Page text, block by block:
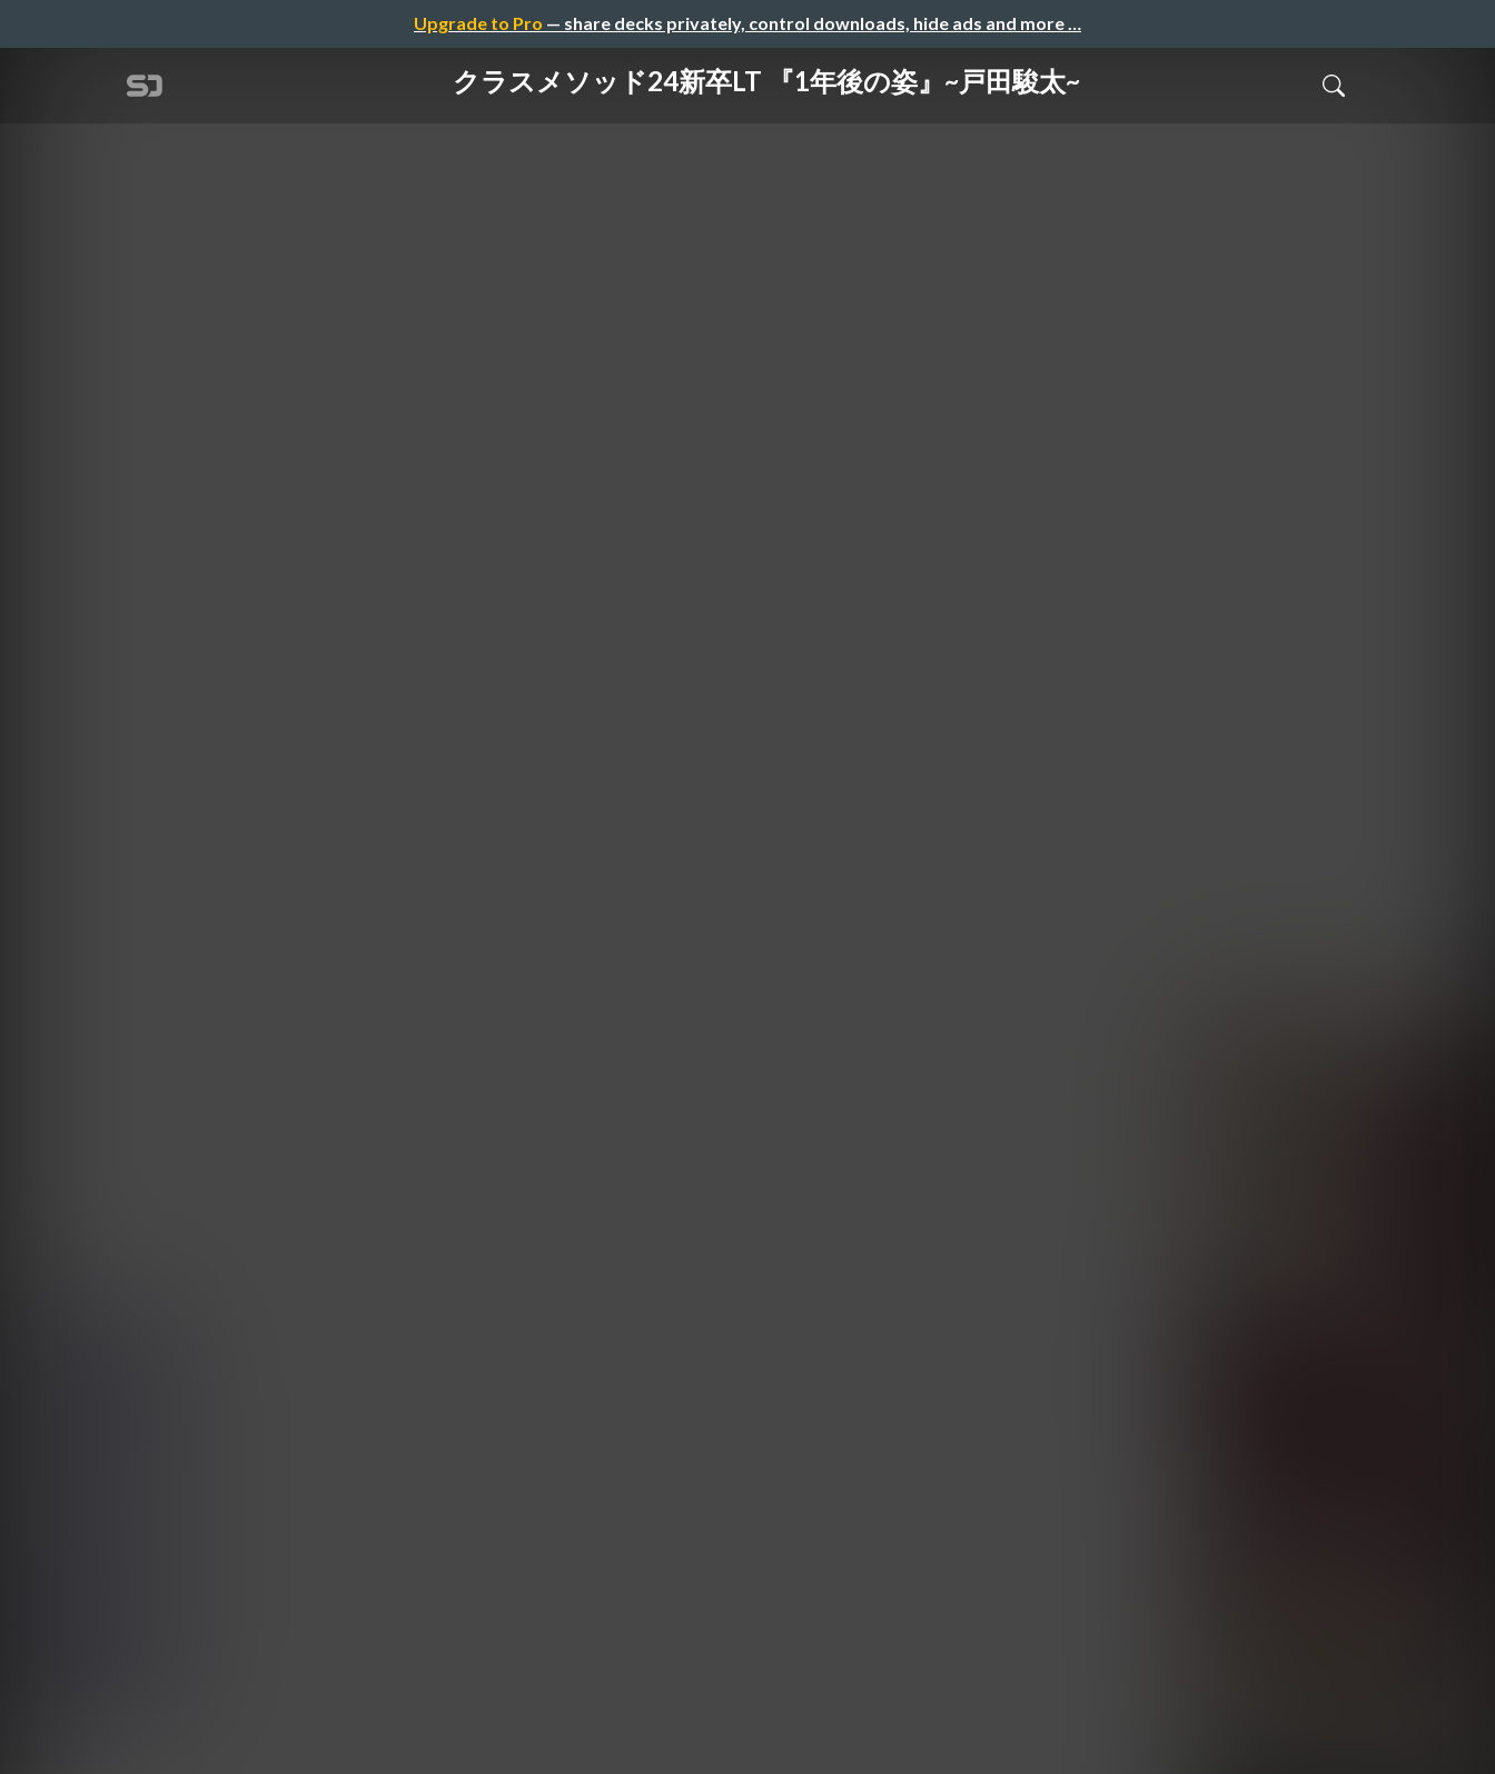
Upgrade to Pro — share decks privately, control downloads, hide ads and more …
クラスメソッド24新卒LT 『1年後の姿』~戸田駿太~